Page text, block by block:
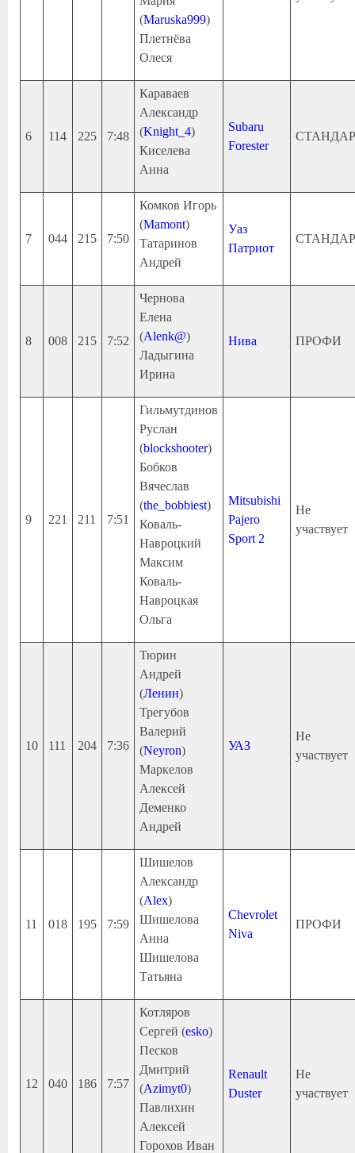
(Maruska999)
Плетнёва
Олеся
6 114 225 7:48
Караваев
Александр
(Knight_4)
Киселева
Анна
Subaru
Forester
7 044 215 7:50
Комков Игорь
(Mamont)
Татаринов
Андрей
Уаз
Патриот
8 008 215 7:52
Чернова
Елена
(Alenk@)
Ладыгина
Ирина
Нива ПРОФИ
9 221 211 7:51
Гильмутдинов
Руслан
(blockshooter)
Бобков
Вячеслав
(the_bobbiest)
Коваль-
Навроцкий
Максим
Коваль-
Навроцкая
Ольга
Mitsubishi
Pajero
Sport 2
Не
участвует
10 111 204 7:36
Тюрин
Андрей
(Ленин)
Трегубов
Валерий
(Neyron)
Маркелов
Алексей
Деменко
Андрей
УАЗ
Не
участвует
11 018 195 7:59
Шишелов
Александр
(Alex)
Шишелова
Анна
Шишелова
Татьяна
Chevrolet
Niva
ПРОФИ
12 040 186 7:57
Котляров
Сергей (esko)
Песков
Дмитрий
(Azimyt0)
Павлихин
Алексей
Горохов Иван
Renault
Duster
Не
участвует